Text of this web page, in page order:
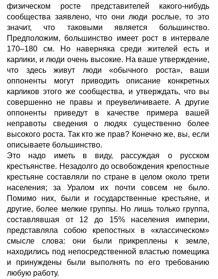
физическом росте представителей какого-нибудь
сообщества заявлено, что они люди рослые, то это
значит, что таковыми является большинство.
Предположим, большинство имеет рост в интервале
170–180 см. Но наверняка среди жителей есть и
карлики, и люди очень высокие. На ваше утверждение,
что здесь живут люди «обычного роста», ваши
оппоненты могут приводить описание конкретных
карликов этого же сообщества, и утверждать, что вы
совершенно не правы и преувеличиваете. А другие
оппоненты приведут в качестве примера вашей
неправоты сведения о людях существенно более
высокого роста. Так кто же прав? Конечно же, вы, если
описываете большинство.
Это надо иметь в виду, рассуждая о русском
крестьянстве. Незадолго до освобождения крепостные
крестьяне составляли по стране в целом около трети
населения; за Уралом их почти совсем не было.
Помимо них, были и государственные крестьяне, и
другие, более мелкие группы. Но лишь только группа,
составлявшая от 12 до 15% населения империи,
представляла собою крепостных в «классическом»
смысле слова: они были прикреплены к земле,
находились под непосредственной властью помещика
и принуждены были выполнять по его требованию
любую работу.